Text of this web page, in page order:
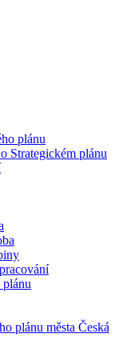
plánu
Strategickém plánu
plánu
plánu města Česká